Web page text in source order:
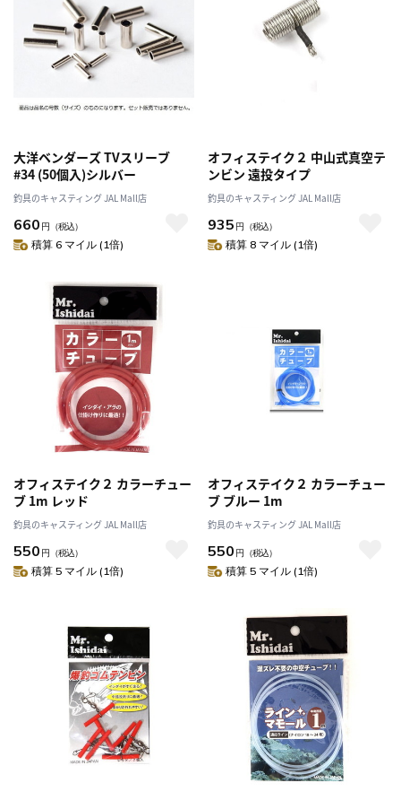
大洋ベンダーズ TVスリーブ
#34 (50個入)シルバー
釣具のキャスティング JAL Mall店
660 円 （税込）
積算 6 マイル (1倍)
オフィステイク２ 中山式真空テ
ンビン 遠投タイプ
釣具のキャスティング JAL Mall店
935 円 （税込）
積算 8 マイル (1倍)
オフィステイク２ カラーチュー
ブ 1m レッド
釣具のキャスティング JAL Mall店
550 円 （税込）
積算 5 マイル (1倍)
オフィステイク２ カラーチュー
ブ ブルー 1m
釣具のキャスティング JAL Mall店
550 円 （税込）
積算 5 マイル (1倍)